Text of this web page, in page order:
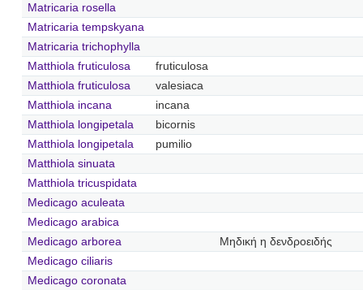
Matricaria rosella
Matricaria tempskyana
Matricaria trichophylla
Matthiola fruticulosa
fruticulosa
Matthiola fruticulosa
valesiaca
Matthiola incana
incana
Matthiola longipetala
bicornis
Matthiola longipetala
pumilio
Matthiola sinuata
Matthiola tricuspidata
Medicago aculeata
Medicago arabica
Medicago arborea
Μηδική η δενδροειδής
Medicago ciliaris
Medicago coronata